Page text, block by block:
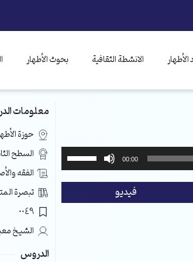
الانشطة الثقافية بحوث الأطهار
00:00
استخدم
الأسهم
فيديو
معلومات
حوزة
السطح
الفقه
تبصرة
0049
الشيخ
الدروس